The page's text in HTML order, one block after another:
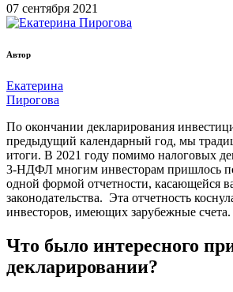
07 сентября 2021
Автор
Екатерина
Пирогова
По окончании декларирования
предыдущий календарный год, мы
итоги. В 2021 году помимо налоговых
3-НДФЛ многим инвесторам пришлось
одной формой отчетности, касающейся
законодательства. Эта отчетность
инвесторов, имеющих зарубежные счета.
Что было интересного
декларировании?